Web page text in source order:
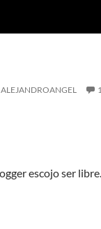
ALEJANDROANGEL
escojo ser